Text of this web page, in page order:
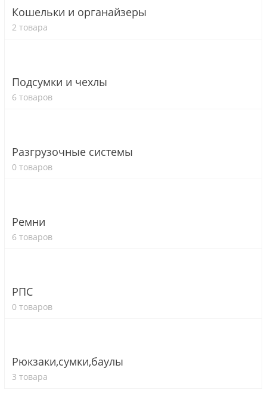
Кошельки и органайзеры
2 товара
Подсумки и чехлы
6 товаров
Разгрузочные системы
0 товаров
Ремни
6 товаров
РПС
0 товаров
Рюкзаки,сумки,баулы
3 товара